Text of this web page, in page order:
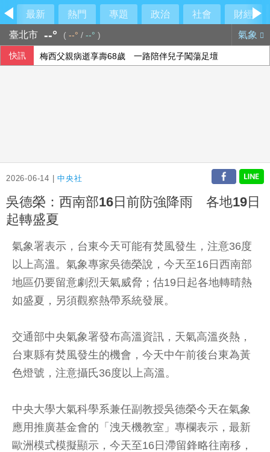
最新 熱門 專題 政治 社會
財經
臺北市 --° ( --° / --° ) 氣象
快訊 梅西父親病逝享壽68歲 一路陪伴兒子闖蕩足壇
2026-06-14 |中央社
吳德榮：西南部16日前防強降雨 各地19日
起轉盛夏
氣象署表示，台東今天可能有焚風發生，注意36度
以上高溫。氣象專家吳德榮說，今天至16日西南部
地區仍要留意劇烈天氣威脅；估19日起各地轉晴熱
如盛夏，另須觀察熱帶系統發展。
交通部中央氣象署發布高溫資訊，天氣高溫炎熱，
台東縣有焚風發生的機會，今天中午前後台東為黃
色燈號，注意攝氏36度以上高溫。
中央大學大氣科學系兼任副教授吳德榮今天在氣象
應用推廣基金會的「洩天機教室」專欄表示，最新
歐洲模式模擬顯示，今天至16日滯留鋒略往南移，